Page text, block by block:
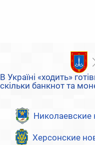
В Україні «ходить»
скільки банкнот та
Николаевские
Херсонские